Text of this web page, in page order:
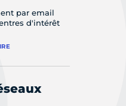
par email
d'intérêt